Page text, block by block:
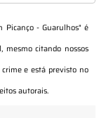
Picanço - Guarulhos" é
mesmo citando nossos
e está previsto no
autorais.